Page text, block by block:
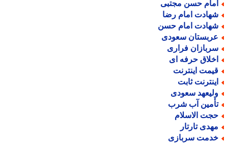
حسن مجتبی
امام رضا
امام حسن
سعودی
فراری
حرفه ای
اینترنت
ثابت
سعودی
آب شرب
الاسلام
تارتار
سربازی